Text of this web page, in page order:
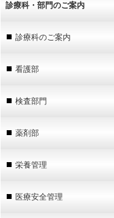
診療科・部門のご案内
診療科のご案内
看護部
検査部門
薬剤部
栄養管理
医療安全管理